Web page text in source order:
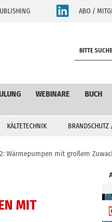
ABO /
WEBINARE BUCH
KÄLTETECHNIK
Wärmepumpen mit großem
MIT